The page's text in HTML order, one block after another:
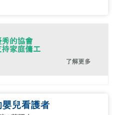
兒看護者